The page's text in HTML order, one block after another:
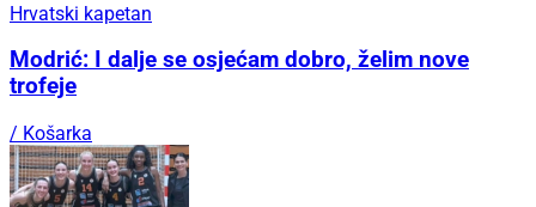
Hrvatski kapetan
Modrić: I dalje se osjećam dobro, želim nove
trofeje
/ Košarka